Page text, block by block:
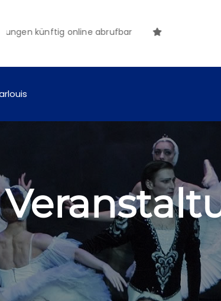
künftig online abrufbar